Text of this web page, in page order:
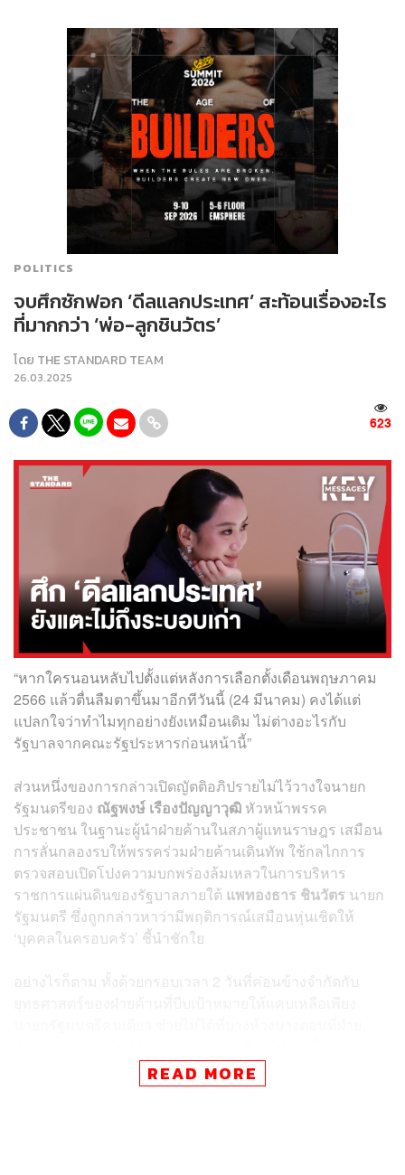
POLITICS
จบศึกซักฟอก ‘ดีลแลกประเทศ’ สะท้อนเรื่องอะไร
ที่มากกว่า ‘พ่อ-ลูกชินวัตร’
โดย THE STANDARD TEAM
26.03.2025
623
“หากใครนอนหลับไปตั้งแต่หลังการเลือกตั้งเดือนพฤษภาคม
2566 แล้วตื่นลืมตาขึ้นมาอีกทีวันนี้ (24 มีนาคม) คงได้แต่
แปลกใจว่าทำไมทุกอย่างยังเหมือนเดิม ไม่ต่างอะไรกับ
รัฐบาลจากคณะรัฐประหารก่อนหน้านี้”
ส่วนหนึ่งของการกล่าวเปิดญัตติอภิปรายไม่ไว้วางใจนายก
รัฐมนตรีของ ณัฐพงษ์ เรืองปัญญาวุฒิ หัวหน้าพรรค
ประชาชน ในฐานะผู้นำฝ่ายค้านในสภาผู้แทนราษฎร เสมือน
การลั่นกลองรบให้พรรคร่วมฝ่ายค้านเดินทัพ ใช้กลไกการ
ตรวจสอบเปิดโปงความบกพร่องล้มเหลวในการบริหาร
ราชการแผ่นดินของรัฐบาลภายใต้ แพทองธาร ชินวัตร นายก
รัฐมนตรี ซึ่งถูกกล่าวหาว่ามีพฤติการณ์เสมือนหุ่นเชิดให้
‘บุคคลในครอบครัว’ ชี้นำชักใย
อย่างไรก็ตาม ทั้งด้วยกรอบเวลา 2 วันที่ค่อนข้างจำกัดกับ
รัฐมนตรีมากนัก ส่วนมากเป็นโวหารจิกกัด หรือ ‘แซะ’ ให้พอ
แสบคัน ซ้ำร้ายยังถูก ‘กี้กี้’ คำพูดติดตลก ซึ่งเชื่อได้ว่าจะกลาย
READ MORE